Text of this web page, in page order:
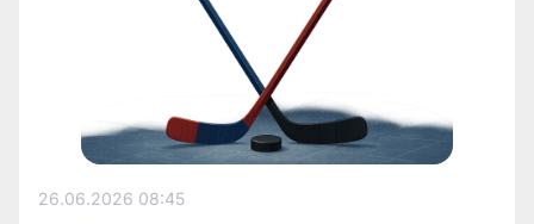
26.06.2026 08:45